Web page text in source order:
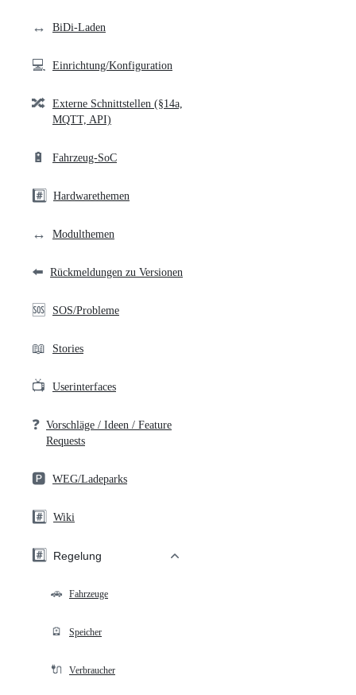
↔️ BiDi-Laden
💻 Einrichtung/Konfiguration
🔀 Externe Schnittstellen (§14a,
MQTT, API)
🔋 Fahrzeug-SoC
#️⃣ Hardwarethemen
↔️ Modulthemen
⬅️ Rückmeldungen zu Versionen
🆘 SOS/Probleme
📖 Stories
📺 Userinterfaces
❓ Vorschläge / Ideen / Feature
Requests
🅿️ WEG/Ladeparks
#️⃣ Wiki
#️⃣ Regelung
🚗 Fahrzeuge
🪫 Speicher
🔌 Verbraucher